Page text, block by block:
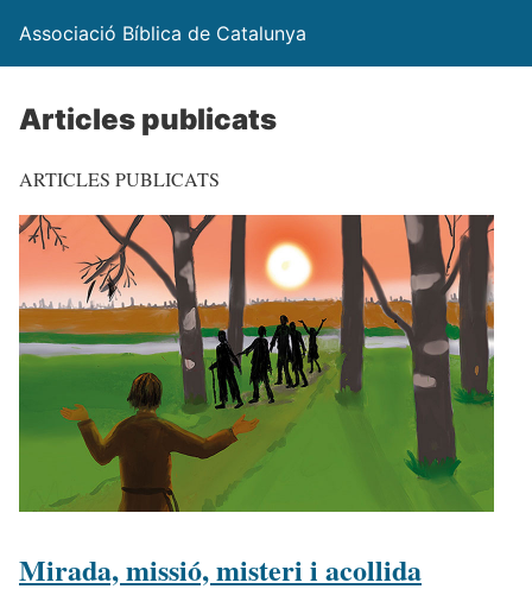
Associació Bíblica de Catalunya
Articles publicats
ARTICLES PUBLICATS
Mirada, missió, misteri i acollida